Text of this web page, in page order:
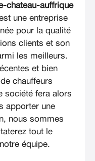
chateau-auffrique
une entreprise
pour la qualité
clients et son
les meilleurs.
et bien
chauffeurs
société fera alors
apporter une
nous sommes
tout le
équipe.